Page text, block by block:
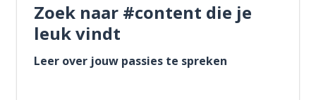
Zoek naar #content die je
leuk vindt
Leer over jouw passies te spreken